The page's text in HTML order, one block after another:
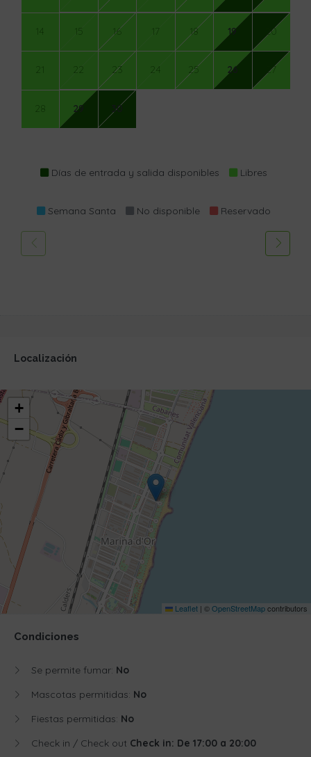
14 15 16 17 18 19 20
21 22 23 24 25 26 27
28 29 30
Días de entrada y salida disponibles Libres
Semana Santa No disponible Reservado
Localización
+
−
Leaflet | ©OpenStreetMapcontributors
Condiciones
Se permite fumar: No
Mascotas permitidas: No
Fiestas permitidas: No
Check in / Check out Check in: De 17:00 a 20:00